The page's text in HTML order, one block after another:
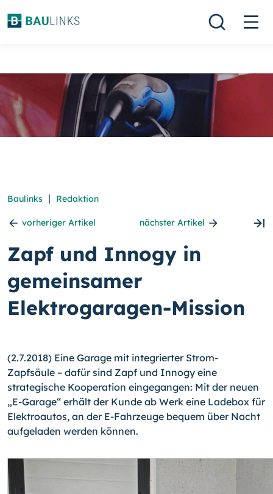
Baulinks | Redaktion
vorheriger Artikel nächster Artikel
Zapf und Innogy in
gemeinsamer
Elektrogaragen-Mission
(2.7.2018) Eine Garage mit integrierter Strom-
Zapfsäule – dafür sind Zapf und Innogy eine
strategische Kooperation eingegangen: Mit der neuen
„E-Garage“ erhält der Kunde ab Werk eine Ladebox für
Elektroautos, an der E-Fahrzeuge bequem über Nacht
aufgeladen werden können.